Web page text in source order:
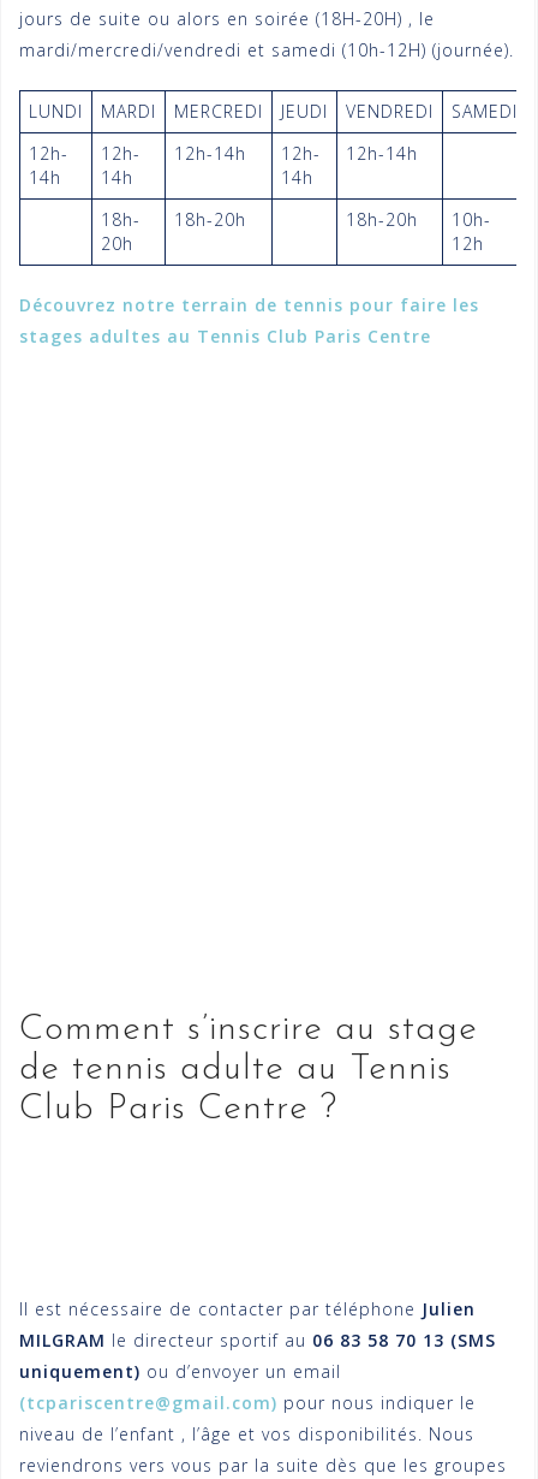
jours de suite ou alors en soirée (18H-20H) , le
mardi/mercredi/vendredi et samedi (10h-12H) (journée).
LUNDI MARDI MERCREDI JEUDI VENDREDI SAMEDI
12h-
14h
12h-
14h
12h-14h
12h-
14h
12h-14h
18h-
20h
18h-20h 18h-20h
10h-
12h
Découvrez notre terrain de tennis pour faire les
stages adultes au Tennis Club Paris Centre
Comment s’inscrire au stage
de tennis adulte au Tennis
Club Paris Centre ?
Il est nécessaire de contacter par téléphone Julien
MILGRAM le directeur sportif au 06 83 58 70 13 (SMS
uniquement) ou d’envoyer un email
(tcpariscentre@gmail.com) pour nous indiquer le
niveau de l’enfant , l’âge et vos disponibilités. Nous
reviendrons vers vous par la suite dès que les groupes